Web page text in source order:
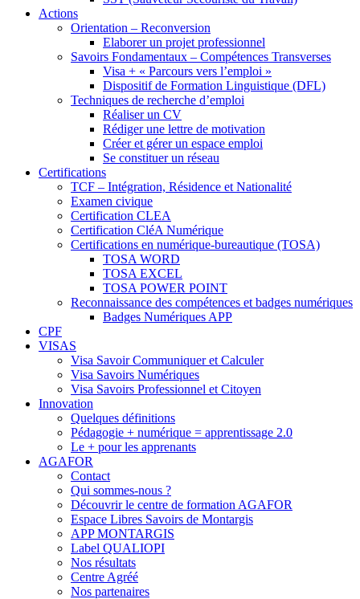
Actions
Orientation – Reconversion
Elaborer un projet professionnel
Savoirs Fondamentaux – Compétences Transverses
Visa + « Parcours vers l’emploi »
Dispositif de Formation Linguistique (DFL)
Techniques de recherche d’emploi
Réaliser un CV
Rédiger une lettre de motivation
Créer et gérer un espace emploi
Se constituer un réseau
Certifications
TCF – Intégration, Résidence et Nationalité
Examen civique
Certification CLEA
Certification CléA Numérique
Certifications en numérique-bureautique (TOSA)
TOSA WORD
TOSA EXCEL
TOSA POWER POINT
Reconnaissance des compétences et badges numériques
Badges Numériques APP
CPF
VISAS
Visa Savoir Communiquer et Calculer
Visa Savoirs Numériques
Visa Savoirs Professionnel et Citoyen
Innovation
Quelques définitions
Pédagogie + numérique = apprentissage 2.0
Le + pour les apprenants
AGAFOR
Contact
Qui sommes-nous ?
Découvrir le centre de formation AGAFOR
Espace Libres Savoirs de Montargis
APP MONTARGIS
Label QUALIOPI
Nos résultats
Centre Agréé
Nos partenaires